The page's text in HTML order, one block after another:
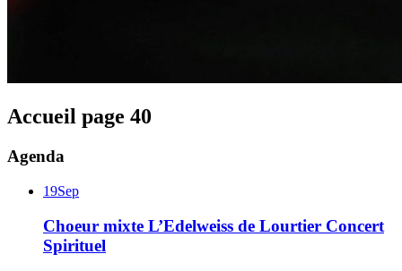
Accueil page 40
Agenda
19Sep
Choeur mixte L’Edelweiss de Lourtier Concert
Spirituel